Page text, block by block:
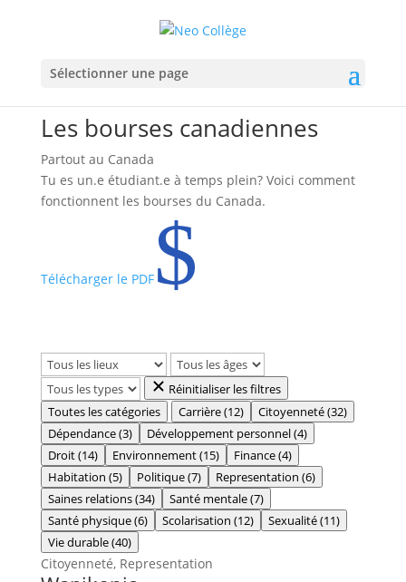
Sélectionner une page
Les bourses canadiennes
Partout au Canada
Tu es un.e étudiant.e à temps plein? Voici comment
fonctionnent les bourses du Canada.
Télécharger le PDF$
Réinitialiser les filtres
Toutes les catégories
Carrière(12) Citoyenneté(32)
Dépendance(3) Développement personnel(4)
Droit(14) Environnement(15) Finance(4)
Habitation (5) Politique(7) Representation (6)
Saines relations(34) Santé mentale(7)
Santé physique(6) Scolarisation (12) Sexualité(11)
Vie durable(40)
Citoyenneté, Representation